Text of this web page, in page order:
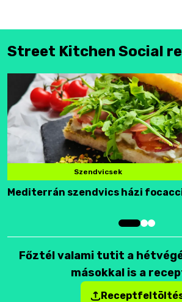
Street Kitchen Social
Szendvicsek
Mediterrán szendvics házi
Főztél valami tutit a
másokkal is a